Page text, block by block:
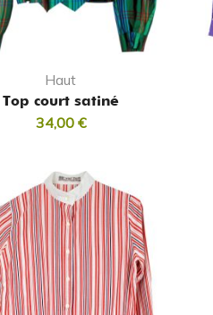
Haut
Top court satiné
34,00 €